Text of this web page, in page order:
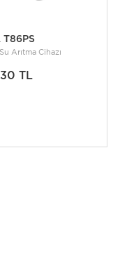
T86PS
Arıtma Cihazı
TL